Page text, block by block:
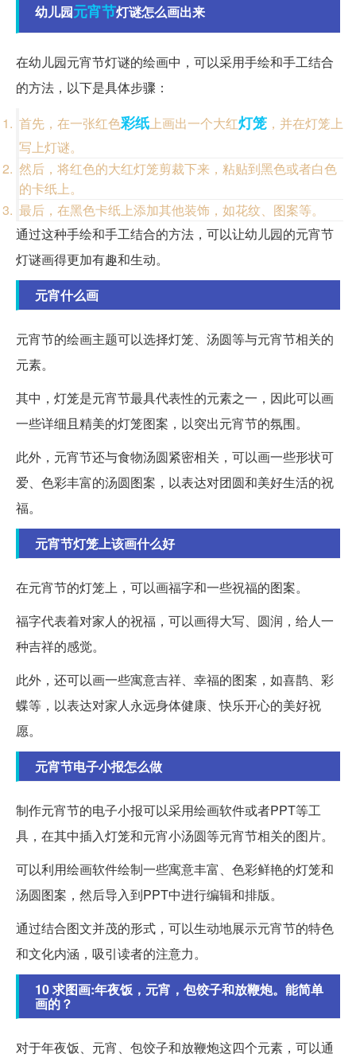
幼儿园元宵节灯谜怎么画出来
在幼儿园元宵节灯谜的绘画中，可以采用手绘和手工结合
的方法，以下是具体步骤：
首先，在一张红色彩纸上画出一个大红灯笼 ，并在灯笼上
写上灯谜。
然后，将红色的大红灯笼剪裁下来，粘贴到黑色或者白色
的卡纸上。
最后，在黑色卡纸上添加其他装饰，如花纹、图案等。
通过这种手绘和手工结合的方法，可以让幼儿园的元宵节
灯谜画得更加有趣和生动。
元宵什么画
元宵节的绘画主题可以选择灯笼、汤圆等与元宵节相关的
元素。
其中，灯笼是元宵节最具代表性的元素之一，因此可以画
一些详细且精美的灯笼图案，以突出元宵节的氛围。
此外，元宵节还与食物汤圆紧密相关，可以画一些形状可
爱、色彩丰富的汤圆图案，以表达对团圆和美好生活的祝
福。
元宵节灯笼上该画什么好
在元宵节的灯笼上，可以画福字和一些祝福的图案。
福字代表着对家人的祝福，可以画得大写、圆润，给人一
种吉祥的感觉。
此外，还可以画一些寓意吉祥、幸福的图案，如喜鹊、彩
蝶等，以表达对家人永远身体健康、快乐开心的美好祝
愿。
元宵节电子小报怎么做
制作元宵节的电子小报可以采用绘画软件或者PPT等工
具，在其中插入灯笼和元宵小汤圆等元宵节相关的图片。
可以利用绘画软件绘制一些寓意丰富、色彩鲜艳的灯笼和
汤圆图案，然后导入到PPT中进行编辑和排版。
通过结合图文并茂的形式，可以生动地展示元宵节的特色
和文化内涵，吸引读者的注意力。
10 求图画:年夜饭，元宵，包饺子和放鞭炮。能简单
画的？
对于年夜饭、元宵、包饺子和放鞭炮这四个元素，可以通